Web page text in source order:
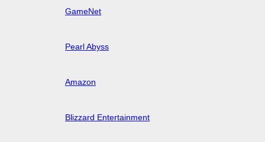
GameNet
Pearl Abyss
Amazon
Blizzard Entertainment